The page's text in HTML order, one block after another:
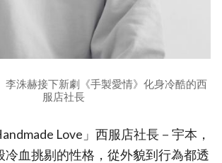
李洙赫接下新劇《手製愛情》化身冷酷的西
服店社長
Love」西服店社長－宇本，
冷血挑剔的性格，從外貌到行為都透